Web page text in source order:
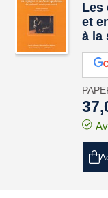
Les
et
à la